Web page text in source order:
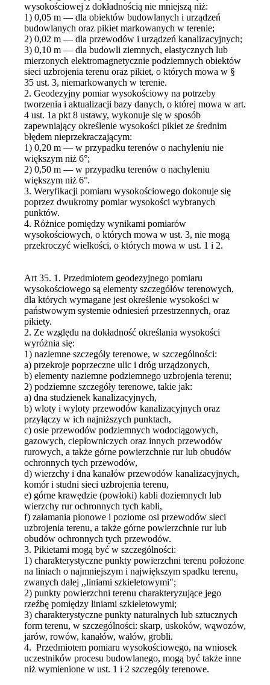
wysokościowej z dokładnością nie mniejszą niż:
1) 0,05 m — dla obiektów budowlanych i urządzeń
budowlanych oraz pikiet markowanych w terenie;
2) 0,02 m — dla przewodów i urządzeń kanalizacyjnych;
3) 0,10 m — dla budowli ziemnych, elastycznych lub
mierzonych elektromagnetycznie podziemnych obiektów
sieci uzbrojenia terenu oraz pikiet, o których mowa w §
35 ust. 3, niemarkowanych w terenie.
2. Geodezyjny pomiar wysokościowy na potrzeby
tworzenia i aktualizacji bazy danych, o której mowa w art.
4 ust. 1a pkt 8 ustawy, wykonuje się w sposób
zapewniający określenie wysokości pikiet ze średnim
błędem nieprzekraczającym:
1) 0,20 m — w przypadku terenów o nachyleniu nie
większym niż 6°;
2) 0,50 m — w przypadku terenów o nachyleniu
większym niż 6°.
3. Weryfikacji pomiaru wysokościowego dokonuje się
poprzez dwukrotny pomiar wysokości wybranych
punktów.
4. Różnice pomiędzy wynikami pomiarów
wysokościowych, o których mowa w ust. 3, nie mogą
przekroczyć wielkości, o których mowa w ust. 1 i 2.
Art 35. 1. Przedmiotem geodezyjnego pomiaru
wysokościowego są elementy szczegółów terenowych,
dla których wymagane jest określenie wysokości w
państwowym systemie odniesień przestrzennych, oraz
pikiety.
2. Ze względu na dokładność określania wysokości
wyróżnia się:
1) naziemne szczegóły terenowe, w szczególności:
a) przekroje poprzeczne ulic i dróg urządzonych,
b) elementy naziemne podziemnego uzbrojenia terenu;
2) podziemne szczegóły terenowe, takie jak:
a) dna studzienek kanalizacyjnych,
b) wloty i wyloty przewodów kanalizacyjnych oraz
przyłączy w ich najniższych punktach,
c) osie przewodów podziemnych wodociągowych,
gazowych, ciepłowniczych oraz innych przewodów
rurowych, a także górne powierzchnie rur lub obudów
ochronnych tych przewodów,
d) wierzchy i dna kanałów przewodów kanalizacyjnych,
komór i studni sieci uzbrojenia terenu,
e) górne krawędzie (powłoki) kabli doziemnych lub
wierzchy rur ochronnych tych kabli,
f) załamania pionowe i poziome osi przewodów sieci
uzbrojenia terenu, a także górne powierzchnie rur lub
obudów ochronnych tych przewodów.
3. Pikietami mogą być w szczególności:
1) charakterystyczne punkty powierzchni terenu położone
na liniach o najmniejszym i największym spadku terenu,
zwanych dalej ,,liniami szkieletowymi";
2) punkty powierzchni terenu charakteryzujące jego
rzeźbę pomiędzy liniami szkieletowymi;
3) charakterystyczne punkty naturalnych lub sztucznych
form terenu, w szczególności: skarp, uskoków, wąwozów,
jarów, rowów, kanałów, wałów, grobli.
4. Przedmiotem pomiaru wysokościowego, na wniosek
uczestników procesu budowlanego, mogą być także inne
niż wymienione w ust. 1 i 2 szczegóły terenowe.